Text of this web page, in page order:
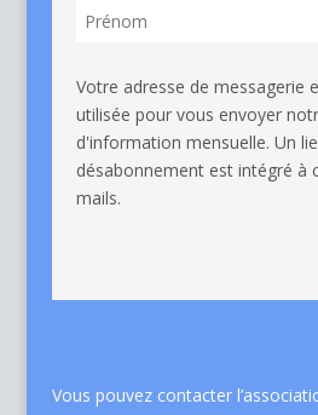
Votre adresse de messagerie
utilisée pour vous envoyer
d'information mensuelle. Un
désabonnement est intégré à
mails.
Vous pouvez contacter